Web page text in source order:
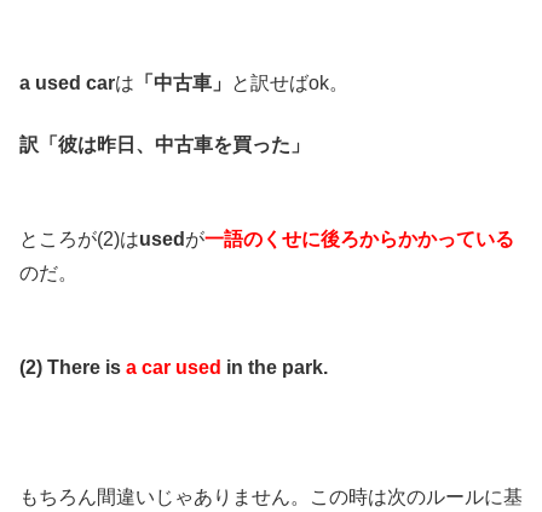
a used carは 「中古車」 と訳せばok。
訳「彼は昨日、中古車を買った」
ところが(2)はused が一語のくせに後ろからかかっている
のだ。
(2) There is a car used in the park.
もちろん間違いじゃありません。この時は次のルールに基